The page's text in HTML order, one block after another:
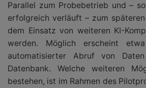
Parallel zum Probebetrieb und –
erfolgreich verläuft – zum
dem Einsatz von weiteren KI-
werden. Möglich erscheint
automatisierter Abruf von
Datenbank. Welche weiteren
bestehen, ist im Rahmen des